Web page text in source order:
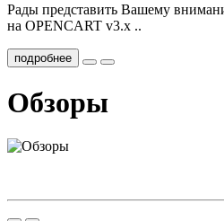
Рады представить Вашему
на OPENCART v3.x ..
подробнее
Обзоры